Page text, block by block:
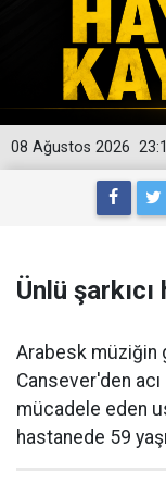
08 Ağustos 2026
Ünlü
Arabesk müziğin
Cansever'den
mücadele eden
hastanede 59